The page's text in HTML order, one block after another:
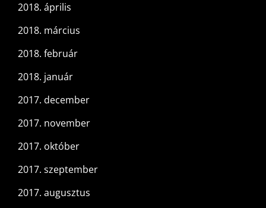
2018. április
2018. március
2018. február
2018. január
2017. december
2017. november
2017. október
2017. szeptember
2017. augusztus